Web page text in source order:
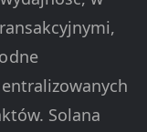
Solana